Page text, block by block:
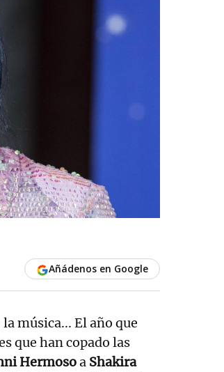
Añádenos en Google
música... El año que
que han copado las
Hermosoa Shakira